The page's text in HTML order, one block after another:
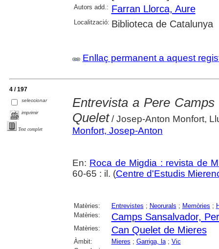
Autors add.: Farran Llorca, Aure
Localització: Biblioteca de Catalunya
Enllaç permanent a aquest
4 / 197
seleccionar
imprimir
Text complet
Entrevista a Pere
Quelet/ Josep-Anton Monfort,
Monfort, Josep-Anton
En: Roca de Migdia : revista de
60-65 : il. (Centre d'Estudis
Matèries: Entrevistes ; Neorurals ; Memòries ;
Matèries:
Camps Sansalvador,
Matèries: Can Quelet de Mieres
Àmbit: Mieres ; Garriga, la; Vic